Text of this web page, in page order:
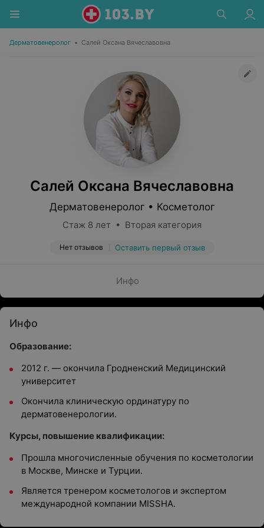
Дерматовенеролог • Салей Оксана Вячеславовна
Салей Оксана Вячеславовна
Дерматовенеролог • Косметолог
Стаж 8 лет • Вторая категория
Нет отзывов Оставить первый отзыв
Инфо
Инфо
Образование:
2012 г. — окончила Гродненский Медицинский
университет
Окончила клиническую ординатуру по
дерматовенерологии.
Курсы, повышение квалификации:
Прошла многочисленные обучения по косметологии
в Москве, Минске и Турции.
Является тренером косметологов и экспертом
международной компании MISSHA.